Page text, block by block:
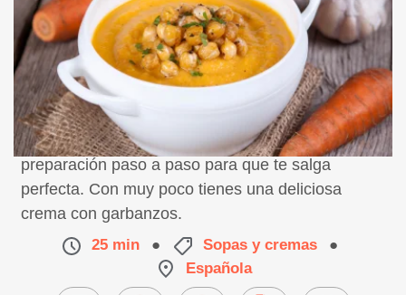
Receta de crema de garbanzos y zanahoria,
preparación paso a paso para que te salga
perfecta. Con muy poco tienes una deliciosa
crema con garbanzos.
25 min ● Sopas y cremas
●
Española